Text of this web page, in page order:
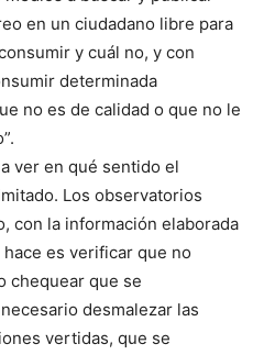
en un ciudadano libre para
y cuál no, y con
determinada
no es de calidad o que no le
ver en qué sentido el
Los observatorios
con la información elaborada
es verificar que no
chequear que se
desmalezar las
vertidas, que se